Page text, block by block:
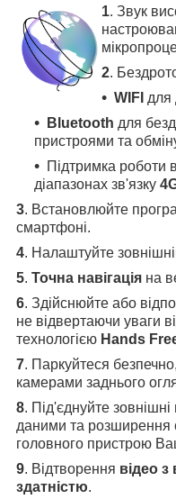
1. Звук
2.
WIFI для
Bluetooth для
пристроями та
Підтримка роботи
діапазонах зв'язку
3. Встановлюйте
смартфоні.
4. Налаштуйте
5. Точна навігація на
6. Здійснюйте або
не відвертаючи уваги
технологією Hands
7. Паркуйтеся
камерами заднього
8. Під'єднуйте зовнішні
даними та розширення
головного пристрою
9. Відтворення відео
здатністю.